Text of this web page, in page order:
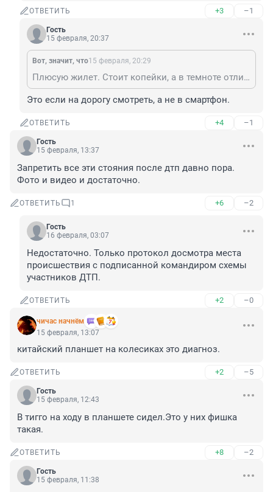
ОТВЕТИТЬ +3 –1
Гость
15 февраля, 20:37
Вот, значит, что15 февраля, 20:29
Плюсую жилет. Стоит копейки, а в темноте отлично работает
Это если на дорогу смотреть, а не в смартфон.
ОТВЕТИТЬ +4 –1
Гость
15 февраля, 13:37
Запретить все эти стояния после дтп давно пора.
Фото и видео и достаточно.
ОТВЕТИТЬ 1 +6 –2
Гость
16 февраля, 03:07
Недостаточно. Только протокол досмотра места
происшествия с подписанной командиром схемы
участников ДТП.
ОТВЕТИТЬ +2 –0
чичас начнём
15 февраля, 13:07
китайский планшет на колесиках это диагноз.
ОТВЕТИТЬ +2 –5
Гость
15 февраля, 12:43
В тигго на ходу в планшете сидел.Это у них фишка
такая.
ОТВЕТИТЬ +8 –2
Гость
15 февраля, 11:38